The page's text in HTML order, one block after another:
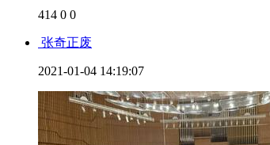
414 0 0
张奇正废
2021-01-04 14:19:07